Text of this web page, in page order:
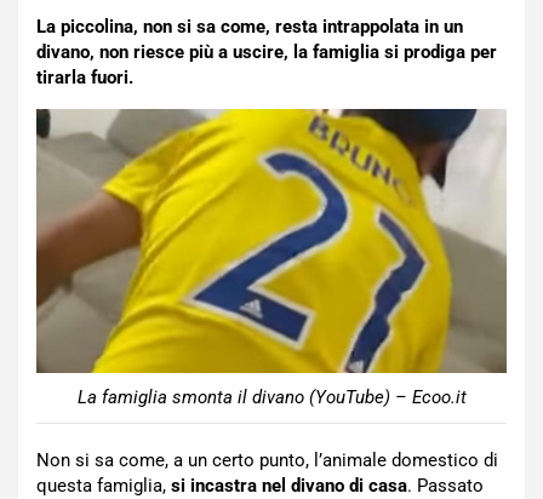
La piccolina, non si sa come, resta intrappolata in un
divano, non riesce più a uscire, la famiglia si prodiga per
tirarla fuori.
La famiglia smonta il divano (YouTube) – Ecoo.it
Non si sa come, a un certo punto, l’animale domestico di
questa famiglia, si incastra nel divano di casa. Passato